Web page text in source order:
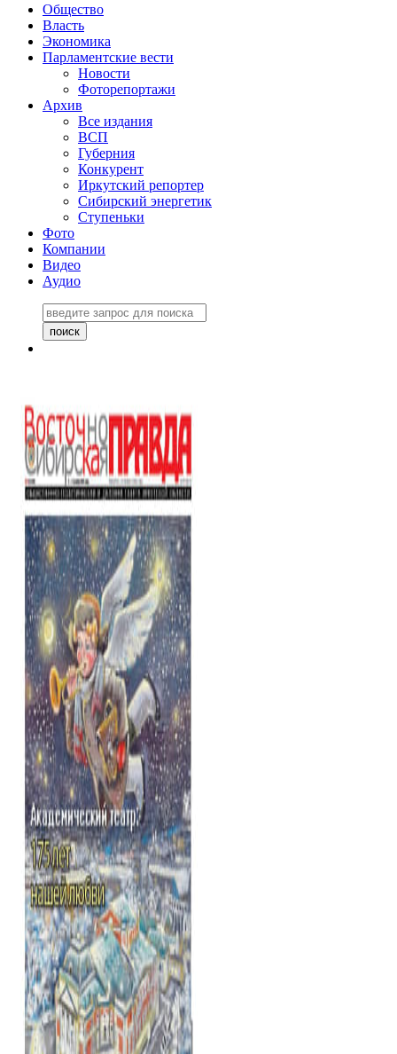
Общество
Власть
Экономика
Парламентские вести
Новости
Фоторепортажи
Архив
Все издания
ВСП
Губерния
Конкурент
Иркутский репортер
Сибирский энергетик
Ступеньки
Фото
Компании
Видео
Аудио